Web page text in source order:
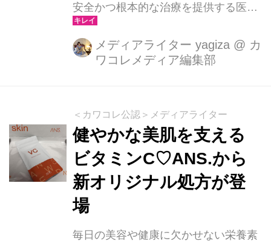
安全かつ根本的な治療を提供する医療
機関です。目元の小じわ、シミ、たる
み、小顔、くすみ、ボディ──そのす
べてにアプローチできる最先端の
メディアライター yagiza @ カ
ワコレメディア編集部
＜カワコレ公認＞メディアライター
健やかな美肌を支える
ビタミンC♡ANS.から
新オリジナル処方が登
場
毎日の美容や健康に欠かせない栄養素